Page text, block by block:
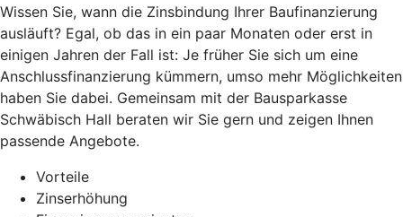
Wissen Sie, wann die Zinsbindung Ihrer Baufinanzierung
ausläuft? Egal, ob das in ein paar Monaten oder erst in
einigen Jahren der Fall ist: Je früher Sie sich um eine
Anschlussfinanzierung kümmern, umso mehr Möglichkeiten
haben Sie dabei. Gemeinsam mit der Bausparkasse
Schwäbisch Hall beraten wir Sie gern und zeigen Ihnen
passende Angebote.
Vorteile
Zinserhöhung